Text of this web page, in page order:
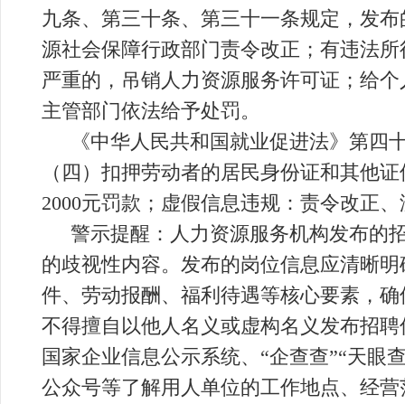
九条、第三十条、第三十一条规定，发
源社会保障行政部门责令改正；有违法
严重的，吊销人力资源服务许可证；给
主管部门依法给予处罚。
《中华人民共和国就业促进法》第
（四）扣押劳动者的居民身份证和其他
2000元罚款；虚假信息违规：责令改正
警示提醒：人力资源服务机构发布的
的歧视性内容。发布的岗位信息应清晰
件、劳动报酬、福利待遇等核心要素，
不得擅自以他人名义或虚构名义发布招
国家企业信息公示系统、“企查查”“天眼
公众号等了解用人单位的工作地点、经